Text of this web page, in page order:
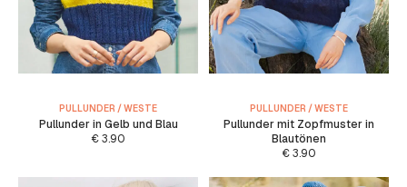
PULLUNDER / WESTE
Pullunder in Gelb und Blau
€3.90
PULLUNDER / WESTE
Pullunder mit Zopfmuster in
Blautönen
€3.90